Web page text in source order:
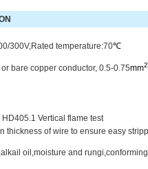
300V,Rated temperature:70℃
bare copper conductor, 0.5-0.75mm2
HD405.1 Vertical flame test
thickness of wire to ensure easy
oil,moisture and